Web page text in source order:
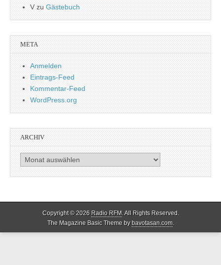
Vzu Gästebuch
META
Anmelden
Eintrags-Feed
Kommentar-Feed
WordPress.org
ARCHIV
Archiv
Copyright © 2026 Radio RFM. All Rights Reserved.
The Magazine Basic Theme bybavotasan.com.